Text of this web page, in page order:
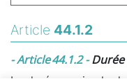
Article 44.1.2
- Article 44.1.2 -Durée